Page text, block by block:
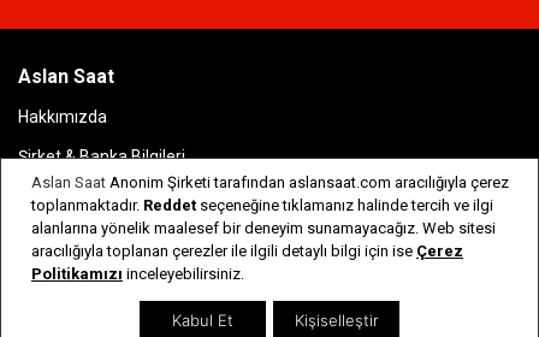
Aslan Saat
Hakkımızda
Şirket & Banka Bilgileri
İnsan Kaynakları
Bayi Listesi
Sıkça Sorulan Sorular
Aslan Saat Anonim Şirketi tarafından aslansaat.com aracılığıyla çerez
toplanmaktadır. Reddet seçeneğine tıklamanız halinde tercih ve ilgi
alanlarına yönelik maalesef bir deneyim sunamayacağız. Web sitesi
aracılığıyla toplanan çerezler ile ilgili detaylı bilgi için ise Çerez
Politikamızı inceleyebilirsiniz.
Kabul Et Kişiselleştir